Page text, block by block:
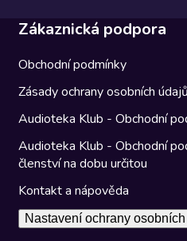
Zákaznická podpora
Obchodní podmínky
Zásady ochrany osobních údajů
Audioteka Klub - Obchodní
Audioteka Klub - Obchodní
členství na dobu určitou
Kontakt a nápověda
Nastavení ochrany